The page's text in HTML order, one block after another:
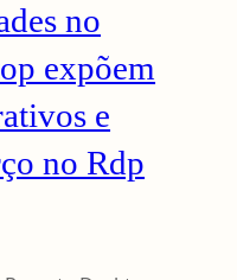
no
expõem
e
no Rdp